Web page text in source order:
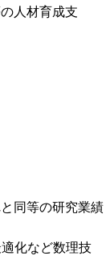
人材育成支
同等の研究業績
化など数理技